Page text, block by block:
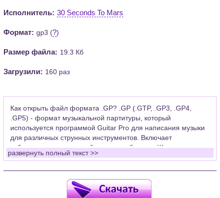
Исполнитель: 30 Seconds To Mars
Формат: gp3 (?)
Размер файла: 19.3 Кб
Загрузили: 160 раз
Как открыть файл формата .GP? .GP (.GTP, .GP3, .GP4,
.GP5) - формат музыкальной партитуры, который
используется программой Guitar Pro для написания музыки
для различных струнных инструментов. Включает
табулатуры для гитары, бас-гитары, банджо. Широко
применяется для создания партитур, которые затем
Для открытия нот этого формата Вам необходимо
установить у себя на рабочем компьютере программу Guitar
развернуть полный текст >>